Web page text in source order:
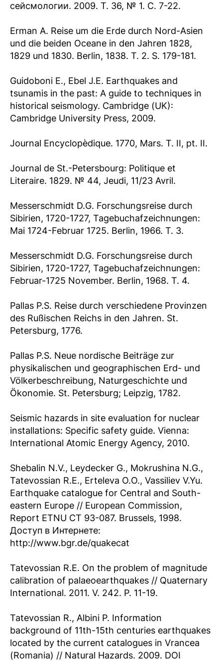
сейсмологии. 2009. Т. 36, № 1. C. 7-22.
Erman A. Reise um die Erde durch Nord-Asien
und die beiden Oceane in den Jahren 1828,
1829 und 1830. Berlin, 1838. Т. 2. S. 179-181.
Guidoboni E., Ebel J.E. Earthquakes and
tsunamis in the past: A guide to techniques in
historical seismology. Cambridge (UK):
Cambridge University Press, 2009.
Journal Encyclopèdique. 1770, Mars. T. II, pt. II.
Journal de St.-Petersbourg: Politique et
Literaire. 1829. № 44, Jeudi, 11/23 Avril.
Messerschmidt D.G. Forschungsreise durch
Sibirien, 1720-1727, Tagebuchafzeichnungen:
Mai 1724-Februar 1725. Berlin, 1966. T. 3.
Messerschmidt D.G. Forschungsreise durch
Sibirien, 1720-1727, Tagebuchafzeichnungen:
Februar-1725 November. Berlin, 1968. T. 4.
Pallas P.S. Reise durch verschiedene Provinzen
des Rußischen Reichs in den Jahren. St.
Petersburg, 1776.
Pallas P.S. Neue nordische Beiträge zur
physikalischen und geographischen Erd- und
Völkerbeschreibung, Naturgeschichte und
Ökonomie. St. Petersburg; Leipzig, 1782.
Seismic hazards in site evaluation for nuclear
installations: Specific safety guide. Vienna:
International Atomic Energy Agency, 2010.
Shebalin N.V., Leydecker G., Mokrushina N.G.,
Tatevossian R.E., Erteleva O.O., Vassiliev V.Yu.
Earthquake catalogue for Central and South-
eastern Europe // European Commission,
Report ETNU CT 93-087. Brussels, 1998.
Доступ в Интернете:
http://www.bgr.de/quakecat
Tatevossian R.E. On the problem of magnitude
calibration of palaeoearthquakes // Quaternary
International. 2011. V. 242. P. 11-19.
Tatevossian R., Albini P. Information
background of 11th-15th centuries earthquakes
located by the current catalogues in Vrancea
(Romania) // Natural Hazards. 2009. DOI